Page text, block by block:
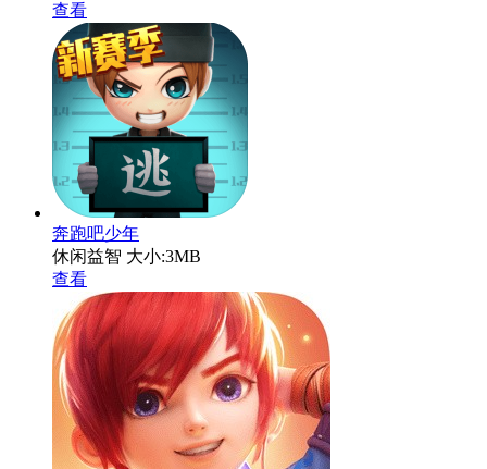
查看
奔跑吧少年
休闲益智 大小:3MB
查看